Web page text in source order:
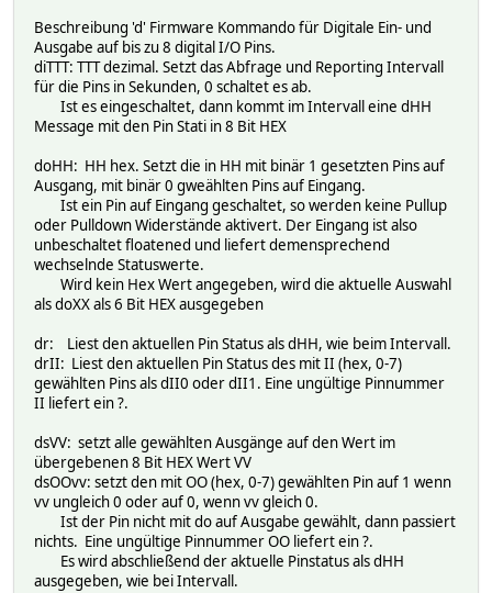
Beschreibung 'd' Firmware Kommando für Digitale Ein- und
Ausgabe auf bis zu 8 digital I/O Pins.
diTTT: TTT dezimal. Setzt das Abfrage und Reporting Intervall
für die Pins in Sekunden, 0 schaltet es ab.
Ist es eingeschaltet, dann kommt im Intervall eine dHH
Message mit den Pin Stati in 8 Bit HEX
doHH: HH hex. Setzt die in HH mit binär 1 gesetzten Pins auf
Ausgang, mit binär 0 gweählten Pins auf Eingang.
Ist ein Pin auf Eingang geschaltet, so werden keine Pullup
oder Pulldown Widerstände aktivert. Der Eingang ist also
unbeschaltet floatened und liefert demensprechend
wechselnde Statuswerte.
Wird kein Hex Wert angegeben, wird die aktuelle Auswahl
als doXX als 6 Bit HEX ausgegeben
dr: Liest den aktuellen Pin Status als dHH, wie beim Intervall.
drII: Liest den aktuellen Pin Status des mit II (hex, 0-7)
gewählten Pins als dII0 oder dII1. Eine ungültige Pinnummer
II liefert ein ?.
dsVV: setzt alle gewählten Ausgänge auf den Wert im
übergebenen 8 Bit HEX Wert VV
dsOOvv: setzt den mit OO (hex, 0-7) gewählten Pin auf 1 wenn
vv ungleich 0 oder auf 0, wenn vv gleich 0.
Ist der Pin nicht mit do auf Ausgabe gewählt, dann passiert
nichts. Eine ungültige Pinnummer OO liefert ein ?.
Es wird abschließend der aktuelle Pinstatus als dHH
ausgegeben, wie bei Intervall.